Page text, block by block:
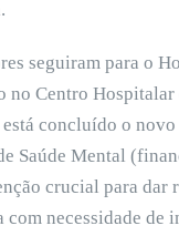
seguiram para o
no Centro
concluído o
Saúde Mental
crucial para dar
com necessidade de